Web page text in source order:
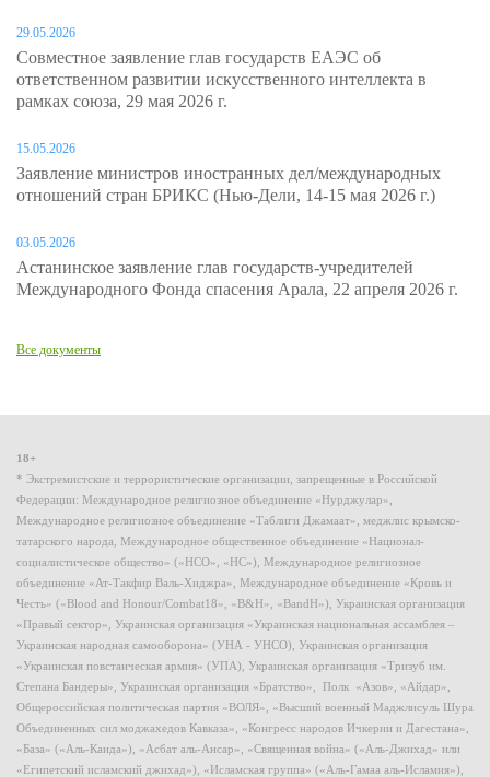
29.05.2026
Совместное заявление глав государств ЕАЭС об
ответственном развитии искусственного интеллекта в
рамках союза, 29 мая 2026 г.
15.05.2026
Заявление министров иностранных дел/международных
отношений стран БРИКС (Нью-Дели, 14-15 мая 2026 г.)
03.05.2026
Астанинское заявление глав государств-учредителей
Международного Фонда спасения Арала, 22 апреля 2026 г.
Все документы
18+
* Экстремистские и террористические организации, запрещенные в Российской
Федерации: Международное религиозное объединение «Нурджулар»,
Международное религиозное объединение «Таблиги Джамаат», меджлис крымско-
татарского народа, Международное общественное объединение «Национал-
социалистическое общество» («НСО», «НС»), Международное религиозное
объединение «Ат-Такфир Валь-Хиджра», Международное объединение «Кровь и
Честь» («Blood and Honour/Combat18», «B&H», «BandH»), Украинская организация
«Правый сектор», Украинская организация «Украинская национальная ассамблея –
Украинская народная самооборона» (УНА - УНСО), Украинская организация
«Украинская повстанческая армия» (УПА), Украинская организация «Тризуб им.
Степана Бандеры», Украинская организация «Братство», Полк «Азов», «Айдар»,
Общероссийская политическая партия «ВОЛЯ», «Высший военный Маджлисуль Шура
Объединенных сил моджахедов Кавказа», «Конгресс народов Ичкерии и Дагестана»,
«База» («Аль-Каида»), «Асбат аль-Ансар», «Священная война» («Аль-Джихад» или
«Египетский исламский джихад»), «Исламская группа» («Аль-Гамаа аль-Исламия»),